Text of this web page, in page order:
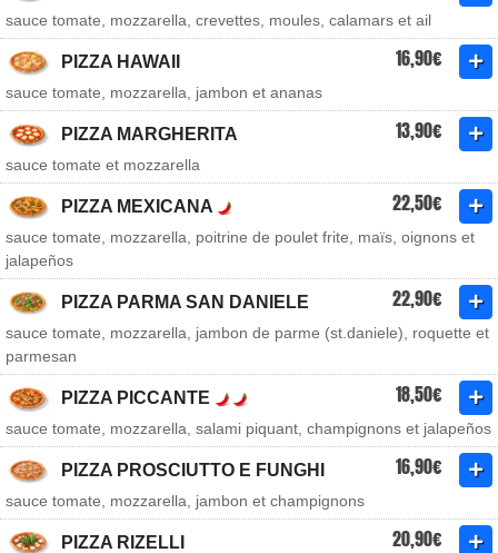
sauce tomate, mozzarella, crevettes, moules, calamars et ail
PIZZA HAWAII 16,90€
sauce tomate, mozzarella, jambon et ananas
PIZZA MARGHERITA 13,90€
sauce tomate et mozzarella
PIZZA MEXICANA 22,50€
sauce tomate, mozzarella, poitrine de poulet frite, maïs, oignons et
jalapeños
PIZZA PARMA SAN DANIELE 22,90€
sauce tomate, mozzarella, jambon de parme (st.daniele), roquette et
parmesan
PIZZA PICCANTE 18,50€
sauce tomate, mozzarella, salami piquant, champignons et jalapeños
PIZZA PROSCIUTTO E FUNGHI 16,90€
sauce tomate, mozzarella, jambon et champignons
PIZZA RIZELLI 20,90€